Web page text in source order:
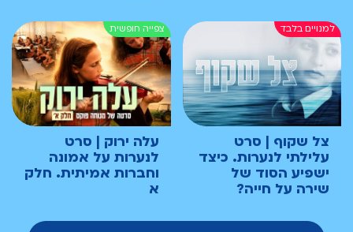
צל שקוף | סרט
עלילתי לנערות. כיצד
ישפיע הסוד של
שירה על חייה?
עלה ירוק | סרט
לנערות על אמונה
וחברות אמיתית. חלק
א